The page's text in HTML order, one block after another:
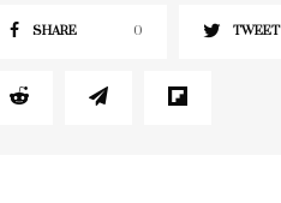
SHARE 0 TWEET